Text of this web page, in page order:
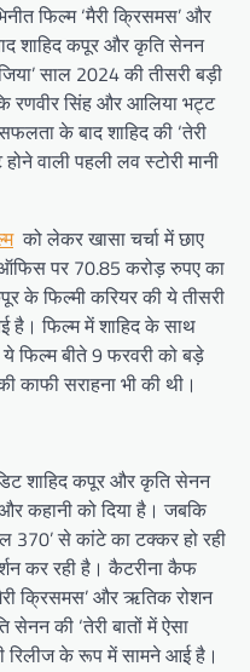
फिल्म ‘मैरी क्रिसमस’ और
शाहिद कपूर और कृति सेनन
साल 2024 की तीसरी बड़ी
रणवीर सिंह और आलिया भट्ट
के बाद शाहिद की ‘तेरी
वाली पहली लव स्टोरी मानी
को लेकर खासा चर्चा में छाए
ऑफिस पर 70.85 करोड़ रुपए का
के फिल्मी करियर की ये तीसरी
है। फिल्म में शाहिद के साथ
फिल्म बीते 9 फरवरी को बड़े
काफी सराहना भी की थी।
शाहिद कपूर और कृति सेनन
कहानी को दिया है। जबकि
370’ से कांटे का टक्कर हो रही
कर रही है। कैटरीना कैफ
क्रिसमस’ और ऋतिक रोशन
की ‘तेरी बातों में ऐसा
रिलीज के रूप में सामने आई है।